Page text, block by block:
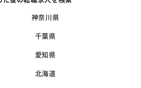
神奈川県
千葉県
愛知県
北海道